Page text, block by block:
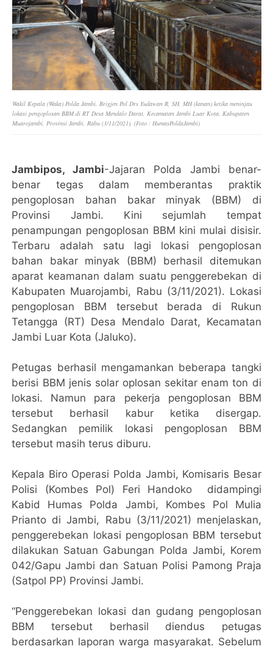
Wakil Kepala (Waka) Polda Jambi, Brigjen Pol Drs Yudawan R, SH, MH (kanan) ketika meninjau
lokasi pengoplosan BBM di RT Desa Mendalo Darat, Kecamatan Jambi Luar Kota, Kabupaten
Muarojambi, Provinsi Jambi, Rabu (3/11/2021). (Foto : HumasPoldaJambi)
Jambipos, Jambi-Jajaran Polda Jambi benar-
benar tegas dalam memberantas praktik
pengoplosan bahan bakar minyak (BBM) di
Provinsi Jambi. Kini sejumlah tempat
penampungan pengoplosan BBM kini mulai disisir.
Terbaru adalah satu lagi lokasi pengoplosan
bahan bakar minyak (BBM) berhasil ditemukan
aparat keamanan dalam suatu penggerebekan di
Kabupaten Muarojambi, Rabu (3/11/2021). Lokasi
pengoplosan BBM tersebut berada di Rukun
Tetangga (RT) Desa Mendalo Darat, Kecamatan
Jambi Luar Kota (Jaluko).
Petugas berhasil mengamankan beberapa tangki
berisi BBM jenis solar oplosan sekitar enam ton di
lokasi. Namun para pekerja pengoplosan BBM
tersebut berhasil kabur ketika disergap.
Sedangkan pemilik lokasi pengoplosan BBM
tersebut masih terus diburu.
Kepala Biro Operasi Polda Jambi, Komisaris Besar
Polisi (Kombes Pol) Feri Handoko didampingi
Kabid Humas Polda Jambi, Kombes Pol Mulia
Prianto di Jambi, Rabu (3/11/2021) menjelaskan,
penggerebekan lokasi pengoplosan BBM tersebut
dilakukan Satuan Gabungan Polda Jambi, Korem
042/Gapu Jambi dan Satuan Polisi Pamong Praja
(Satpol PP) Provinsi Jambi.
“Penggerebekan lokasi dan gudang pengoplosan
BBM tersebut berhasil diendus petugas
berdasarkan laporan warga masyarakat. Sebelum